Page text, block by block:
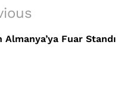
Almanya’ya Fuar Standı